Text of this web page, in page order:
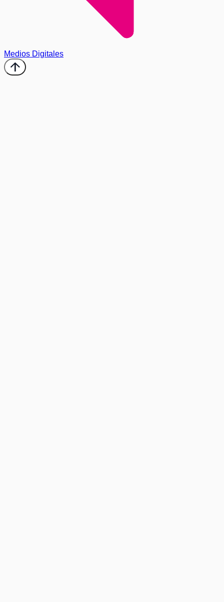
Medios Digitales
arrow_upward